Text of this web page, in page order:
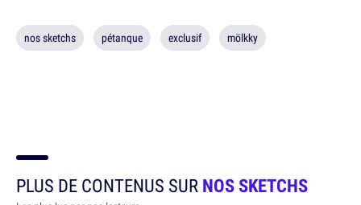
nos sketchs pétanque exclusif mölkky
PLUS DE CONTENUS SURNOS SKETCHS